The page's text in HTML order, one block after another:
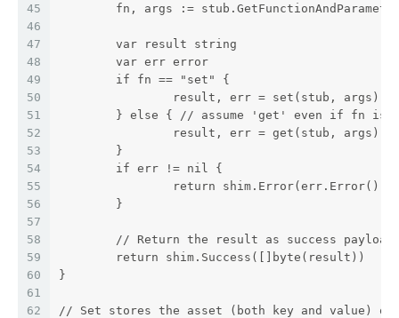
45
46
47
48
49
50
51
52
53
54
55
56
57
58
59
60
61
62
fn, args :=
	var result string
	var err error
	if fn == "set" {
		result, err = set(stub, args)
} else { // assume 'get' even if fn is
		result, err = get(stub, args)
	}
	if err != nil {
		return shim.Error(err.Error())
	}
	// Return the result as success payload
	return shim.Success([]byte(result))
}
// Set stores the asset (both key and value)